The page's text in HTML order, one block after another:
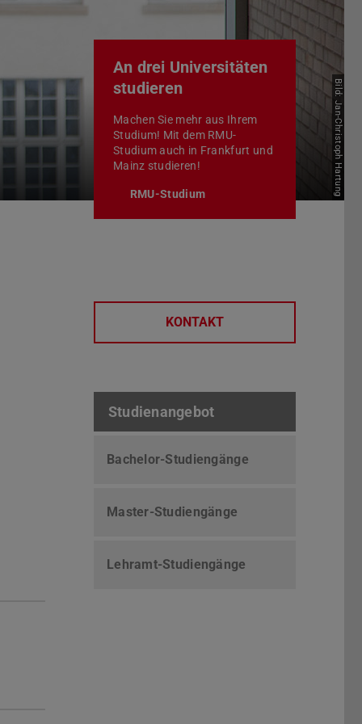
An drei Universitäten
studieren
Machen Sie mehr aus Ihrem
Studium! Mit dem RMU-
Studium auch in Frankfurt und
Mainz studieren!
RMU-Studium Bild: Jan-Christoph Hartung
KONTAKT
Studienangebot
Bachelor-Studiengänge
Master-Studiengänge
Lehramt-Studiengänge